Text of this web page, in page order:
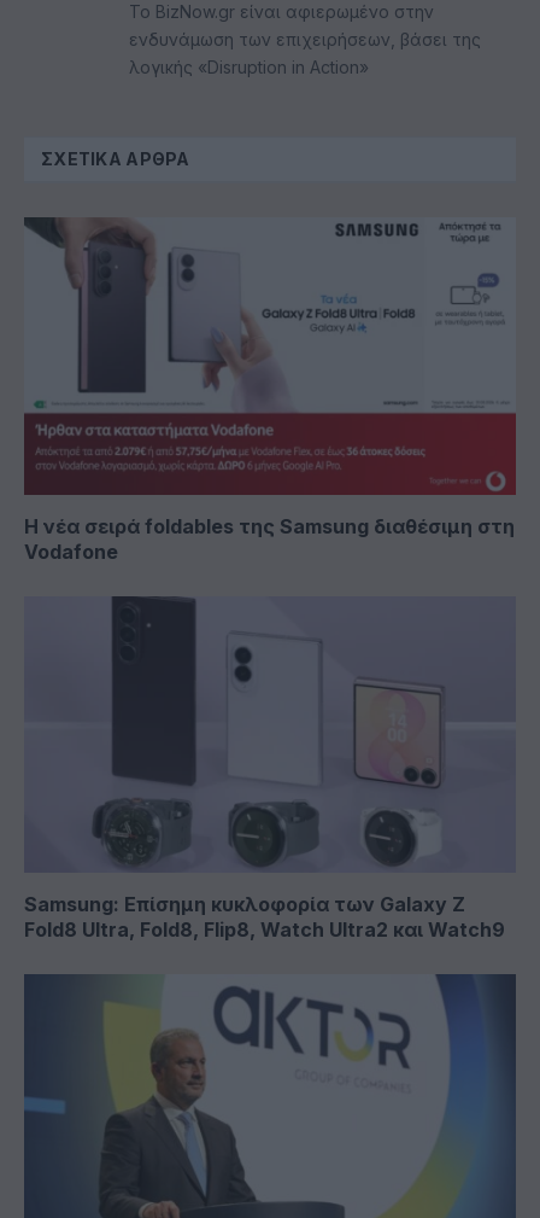
Το BizNow.gr είναι αφιερωμένο στην
ενδυνάμωση των επιχειρήσεων, βάσει της
λογικής «Disruption in Action»
ΣΧΕΤΙΚΆ ΆΡΘΡΑ
Η νέα σειρά foldables της Samsung διαθέσιμη στη
Vodafone
Samsung: Επίσημη κυκλοφορία των Galaxy Z
Fold8 Ultra, Fold8, Flip8, Watch Ultra2 και Watch9